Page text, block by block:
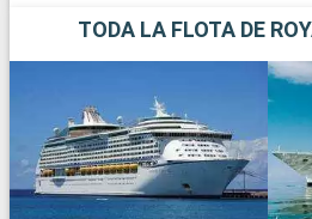
TODA LA FLOTA DE